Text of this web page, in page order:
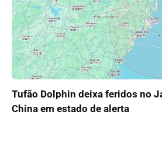
Tufão Dolphin deixa feridos no
China em estado de alerta